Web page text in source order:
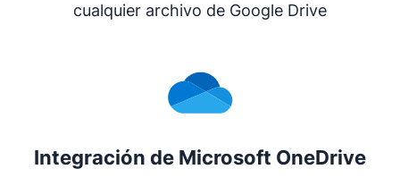
cualquier archivo de Google Drive
Integración de Microsoft OneDrive